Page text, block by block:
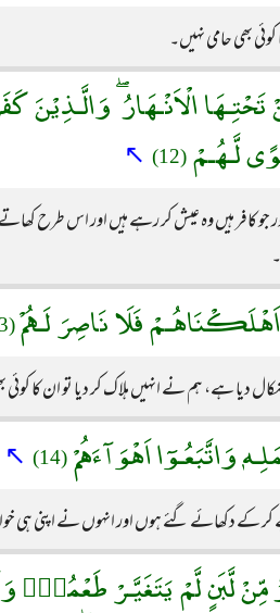
بھی حامی نہیں۔
الْاَنْـهَارُ ۖ وَالَّـذِيْنَ
لَّـهُـمْ (12)
↖
جو کافر ہیں وہ عیش کر رہے ہیں اور اس طرح
فَلَا نَاصِرَ لَـهُمْ(13)
ہے، ہم نے انہیں ہلاک کر دیا تو ان کا کوئی
وَاتَّبَعُـوٓا اَهْوَآءَهُمْ(14)
↖
دکھائے گئے ہوں اور انہوں نے اپنی ہی
مِّنْ لَّبَنٍ لَّمْ يَتَغَيَّـرْ طَعْمُهٝۚ